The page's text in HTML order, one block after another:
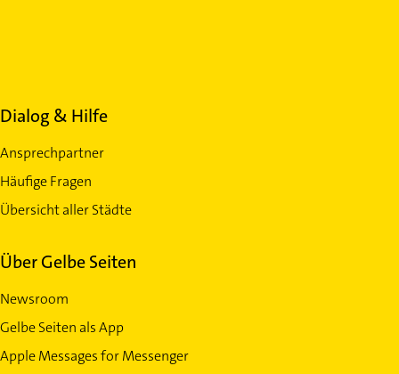
Dialog & Hilfe
Ansprechpartner
Häufige Fragen
Übersicht aller Städte
Über Gelbe Seiten
Newsroom
Gelbe Seiten als App
Apple Messages for Messenger